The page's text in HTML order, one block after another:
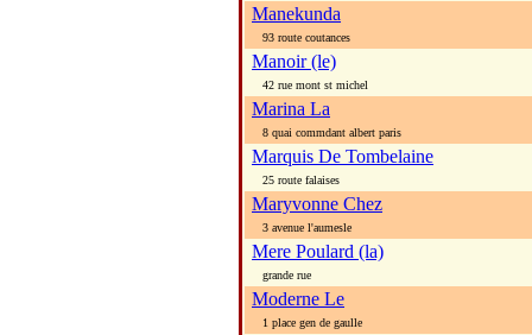
Manekunda
93 route coutances
Manoir (le)
42 rue mont st michel
Marina La
8 quai commdant albert paris
Marquis De Tombelaine
25 route falaises
Maryvonne Chez
3 avenue l'aumesle
Mere Poulard (la)
grande rue
Moderne Le
1 place gen de gaulle